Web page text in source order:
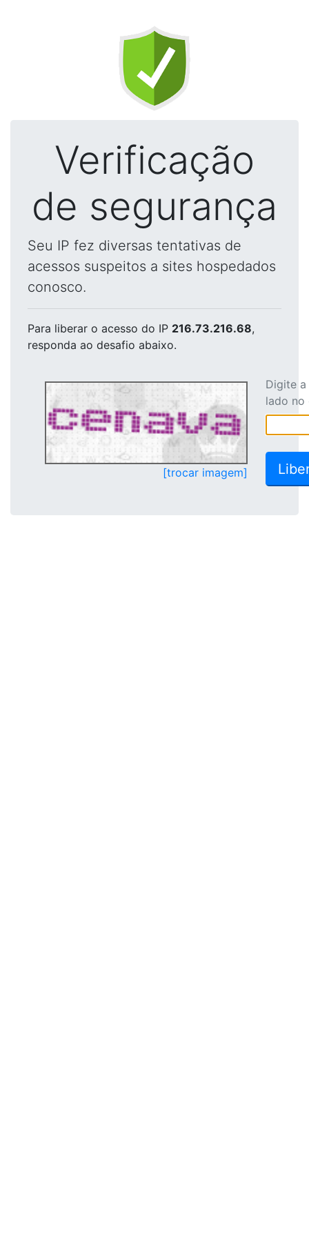
Verificação
de segurança
Seu IP fez diversas tentativas de
acessos suspeitos a sites hospedados
conosco.
Para liberar o acesso do IP 216.73.216.68,
responda ao desafio abaixo.
[trocar imagem]
Digite
lado no